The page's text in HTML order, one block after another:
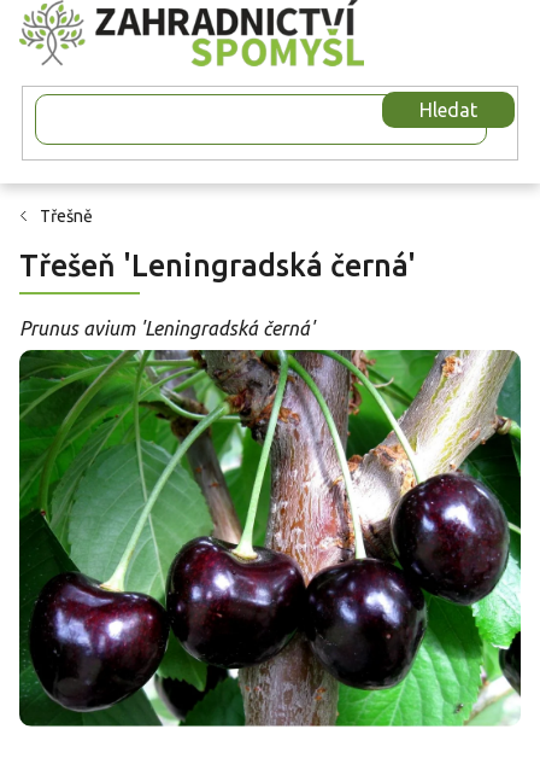
Přejít
na
obsah
Hledat
Třešně
Třešeň 'Leningradská černá'
Prunus avium 'Leningradská černá'